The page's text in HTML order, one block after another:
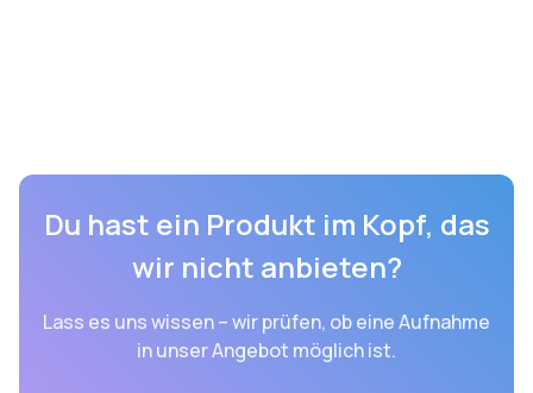
Du hast ein Produkt im Kopf, das
wir nicht anbieten?
Lass es uns wissen – wir prüfen, ob eine Aufnahme
in unser Angebot möglich ist.